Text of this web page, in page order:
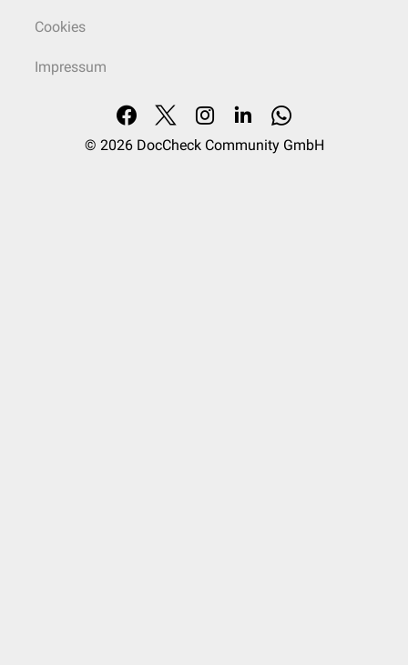
Cookies
Impressum
© 2026 DocCheck Community GmbH